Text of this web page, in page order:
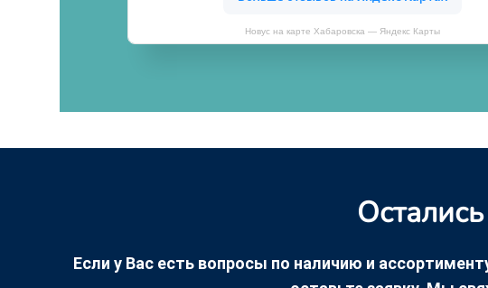
Новус на карте Хабаровска — Яндекс Карты
Если у Вас есть вопросы по наличию и